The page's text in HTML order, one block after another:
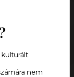
nem kezelt
nem